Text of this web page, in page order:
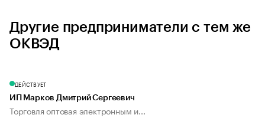
Другие предприниматели с тем же
ОКВЭД
ДЕЙСТВУЕТ
ИП Марков Дмитрий Сергеевич
Торговля оптовая электронным и...